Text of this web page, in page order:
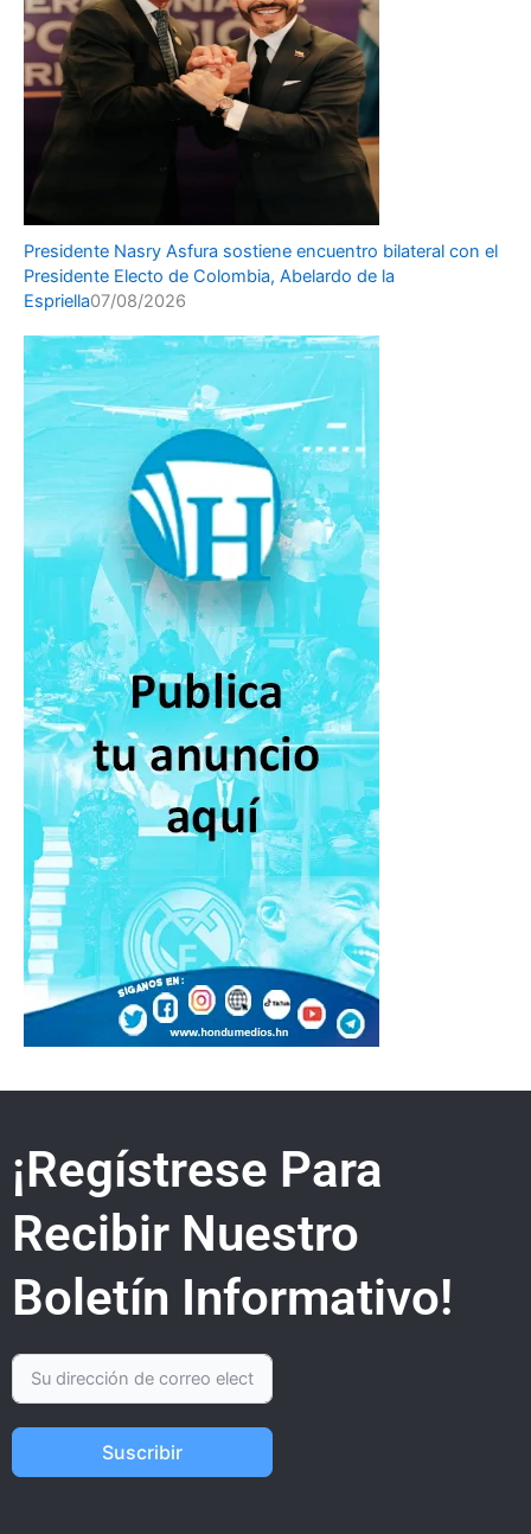
Presidente Nasry Asfura sostiene encuentro bilateral con el
Presidente Electo de Colombia, Abelardo de la
Espriella07/08/2026
¡Regístrese Para
Recibir Nuestro
Boletín Informativo!
Suscribir